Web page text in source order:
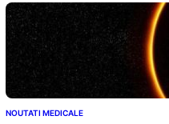
NOUTATI MEDICALE